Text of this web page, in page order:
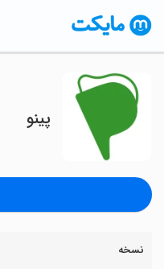
پینو
نسخه